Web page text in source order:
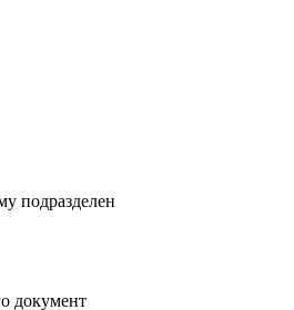
подразделен
документ